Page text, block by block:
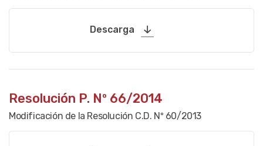
Descarga
Resolución P. Nº 66/2014
Modificación de la Resolución C.D. Nº 60/2013